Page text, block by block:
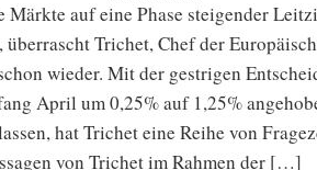
Märkte auf eine Phase steigender
Trichet, Chef der
wieder. Mit der gestrigen
April um 0,25% auf 1,25%
hat Trichet eine Reihe von
von Trichet im Rahmen der […]